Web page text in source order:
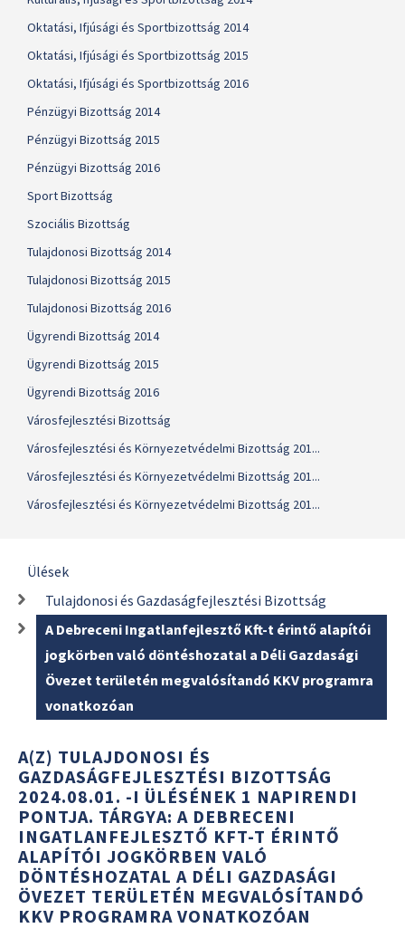
Oktatási, Ifjúsági és Sportbizottság 2014
Oktatási, Ifjúsági és Sportbizottság 2015
Oktatási, Ifjúsági és Sportbizottság 2016
Pénzügyi Bizottság 2014
Pénzügyi Bizottság 2015
Pénzügyi Bizottság 2016
Sport Bizottság
Szociális Bizottság
Tulajdonosi Bizottság 2014
Tulajdonosi Bizottság 2015
Tulajdonosi Bizottság 2016
Ügyrendi Bizottság 2014
Ügyrendi Bizottság 2015
Ügyrendi Bizottság 2016
Városfejlesztési Bizottság
Városfejlesztési és Környezetvédelmi Bizottság 201...
Városfejlesztési és Környezetvédelmi Bizottság 201...
Városfejlesztési és Környezetvédelmi Bizottság 201...
Ülések
Tulajdonosi és Gazdaságfejlesztési Bizottság
A Debreceni Ingatlanfejlesztő Kft-t érintő alapítói
jogkörben való döntéshozatal a Déli Gazdasági
Övezet területén megvalósítandó KKV programra
vonatkozóan
A(Z) TULAJDONOSI ÉS
GAZDASÁGFEJLESZTÉSI BIZOTTSÁG
2024.08.01. -I ÜLÉSÉNEK 1 NAPIRENDI
PONTJA. TÁRGYA: A DEBRECENI
INGATLANFEJLESZTŐ KFT-T ÉRINTŐ
ALAPÍTÓI JOGKÖRBEN VALÓ
DÖNTÉSHOZATAL A DÉLI GAZDASÁGI
ÖVEZET TERÜLETÉN MEGVALÓSÍTANDÓ
KKV PROGRAMRA VONATKOZÓAN